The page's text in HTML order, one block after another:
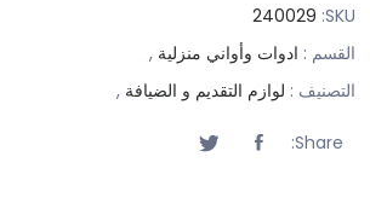
SKU:
240029
القسم : ادوات وأواني منزلية ,
التصنيف : لوازم التقديم و الضيافة ,
Share: